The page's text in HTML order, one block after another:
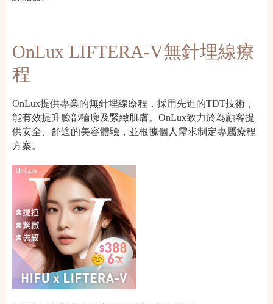
OnLux LIFTERA-V無針埋線療
程
OnLux提供專業的無針埋線療程，採用先進的TDT技術，
能有效提升臉部輪廓及緊緻肌膚。OnLux致力於為顧客提
供安全、舒適的美容體驗，並根據個人需求制定專屬療程
方案。